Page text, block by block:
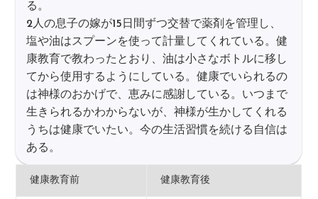
る。
2人の息子の嫁が15日間ずつ交替で薬剤を管理し、
塩や油はスプーンを使って計量してくれている。健
康教育で教わったとおり、油は小さなボトルに移し
てから使用するようにしている。健康でいられるの
は神様のおかげで、恵みに感謝している。いつまで
生きられるかわからないが、神様が生かしてくれる
うちは健康でいたい。今の生活習慣を続ける自信は
ある。
健康教育前 健康教育後